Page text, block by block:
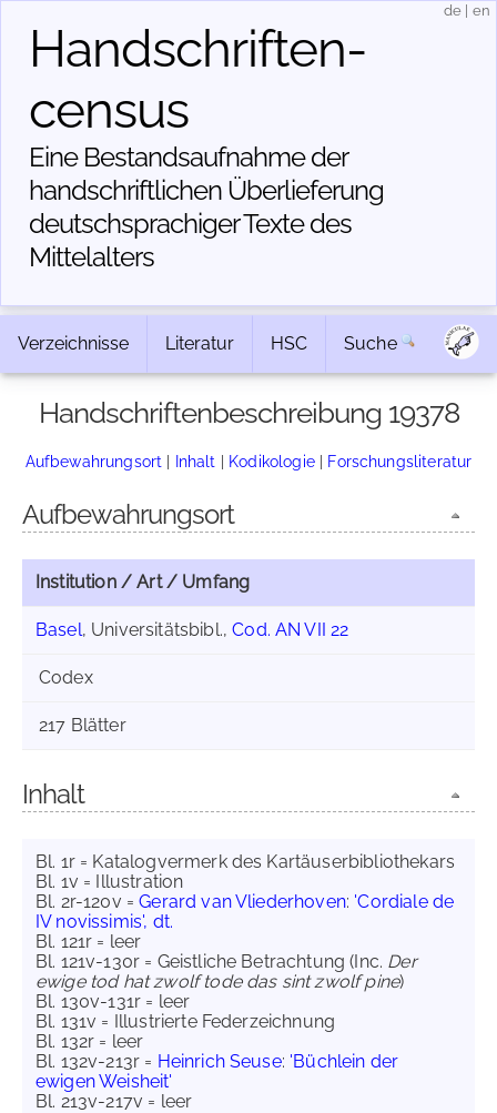
Handschriften­
census
Eine Bestandsaufnahme der
handschriftlichen Über­lieferung
deutschsprachiger Texte des
Mittelalters
de en
Verzeichnisse Literatur HSC Suche
Handschriftenbeschreibung 19378
Aufbewahrungsort | Inhalt | Kodikologie| Forschungsliteratur
Aufbewahrungsort
Institution / Art / Umfang
Basel, Universitätsbibl.,Cod. AN VII 22
Codex
217 Blätter
Inhalt
Bl. 1r = Katalogvermerk des Kartäuserbibliothekars
Bl. 1v = Illustration
Bl. 2r-120v =Gerard van Vliederhoven: 'Cordiale de
IV novissimis', dt.
Bl. 121r = leer
Bl. 121v-130r = Geistliche Betrachtung (Inc. Der
ewige tod hat zwolf tode das sint zwolf pine)
Bl. 130v-131r = leer
Bl. 131v = Illustrierte Federzeichnung
Bl. 132r = leer
Bl. 132v-213r = Heinrich Seuse: 'Büchlein der
ewigen Weisheit'
Bl. 213v-217v = leer